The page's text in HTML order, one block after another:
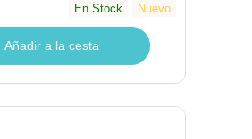
En Stock Nuevo
Añadir a la cesta